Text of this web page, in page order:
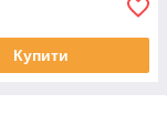
Купити